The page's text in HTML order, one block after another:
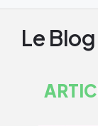
Le Blog